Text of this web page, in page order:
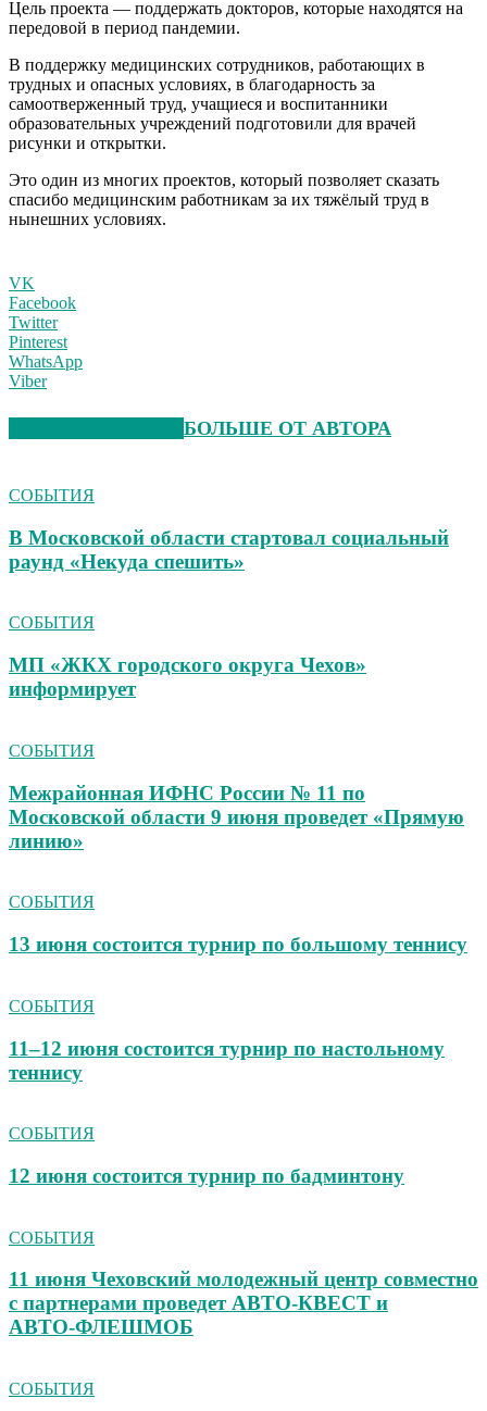
Цель проекта — поддержать докторов, которые находятся на
передовой в период пандемии.
В поддержку медицинских сотрудников, работающих в
трудных и опасных условиях, в благодарность за
самоотверженный труд, учащиеся и воспитанники
образовательных учреждений подготовили для врачей
рисунки и открытки.
Это один из многих проектов, который позволяет сказать
спасибо медицинским работникам за их тяжёлый труд в
нынешних условиях.
VK
Facebook
Twitter
Pinterest
WhatsApp
Viber
БОЛЬШЕ ОТ АВТОРА
СОБЫТИЯ
В Московской области стартовал социальный
раунд «Некуда спешить»
СОБЫТИЯ
МП «ЖКХ городского округа Чехов»
информирует
СОБЫТИЯ
Межрайонная ИФНС России № 11 по
Московской области 9 июня проведет «Прямую
линию»
СОБЫТИЯ
13 июня состоится турнир по большому теннису
СОБЫТИЯ
11–12 июня состоится турнир по настольному
теннису
СОБЫТИЯ
12 июня состоится турнир по бадминтону
СОБЫТИЯ
11 июня Чеховский молодежный центр совместно
с партнерами проведет АВТО‑КВЕСТ и
АВТО‑ФЛЕШМОБ
СОБЫТИЯ